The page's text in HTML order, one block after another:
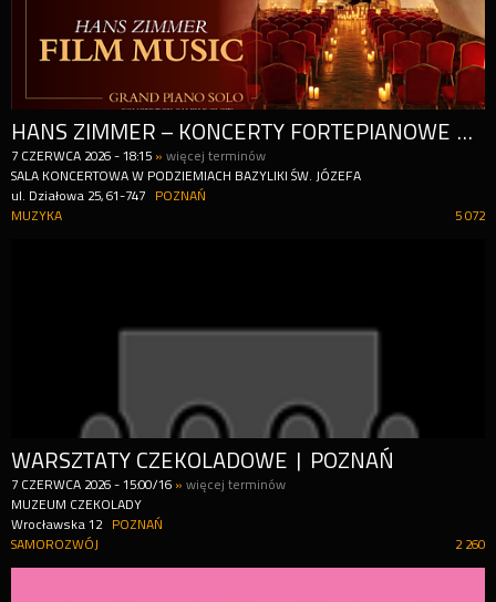
HANS ZIMMER – KONCERTY FORTEPIANOWE PRZY ŚWIECACH
7 CZERWCA 2026 -18:15 »więcej terminów
SALA KONCERTOWA W PODZIEMIACH BAZYLIKI ŚW. JÓZEFA
ul. Działowa 25, 61-747
POZNAŃ
5 072
MUZYKA
WARSZTATY CZEKOLADOWE | POZNAŃ
7 CZERWCA 2026 -15:00/16 »więcej terminów
MUZEUM CZEKOLADY
Wrocławska 12
POZNAŃ
2 260
SAMOROZWÓJ